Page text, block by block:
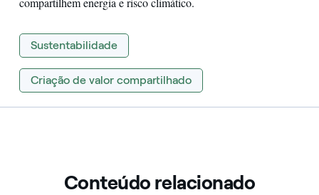
Sustentabilidade
Criação de valor compartilhado
Conteúdo relacionado